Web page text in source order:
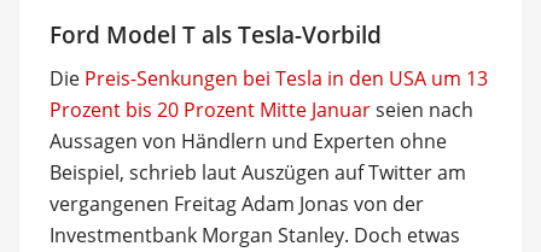
Ford Model T als Tesla-Vorbild
Die Preis-Senkungen bei Tesla in den USA um 13
Prozent bis 20 Prozent Mitte Januarseien nach
Aussagen von Händlern und Experten ohne
Beispiel, schrieb laut Auszügen auf Twitter am
vergangenen Freitag Adam Jonas von der
Investmentbank Morgan Stanley. Doch etwas